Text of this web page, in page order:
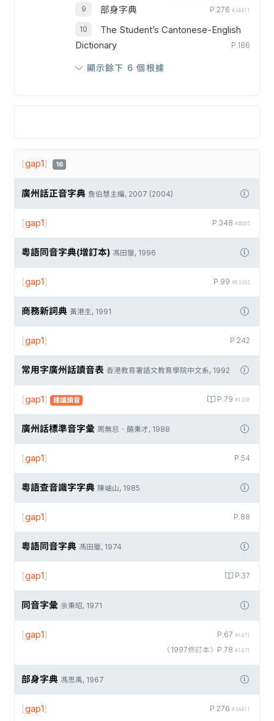
部身字典 P.276 #34411
The Student’s Cantonese-English
Dictionary
P.186
顯示餘下 6 個根據
[gap1] 16
廣州話正音字典 詹伯慧主編, 2007 (2004)
P.348 #4805
[gap1]
粵語同音字典(增訂本) 馮田獵, 1996
P.99 #03365
[gap1]
商務新詞典 黃港生, 1991
P.242
[gap1]
常用字廣州話讀音表 香港教育署語文教育學院中文系, 1992
P.79 #1310
[gap1] 建議讀音
廣州話標準音字彙 周無忌、饒秉才, 1988
P.54
[gap1]
粵語查音識字字典 陳岫山, 1985
P.88
[gap1]
粵語同音字典 馮田獵, 1974
P.37
[gap1]
同音字彙 余秉昭, 1971
P.67 #1471
〈1997修訂本〉P.78 #1471
[gap1]
部身字典 馮思禹, 1967
P.276 #34411
[gap1]